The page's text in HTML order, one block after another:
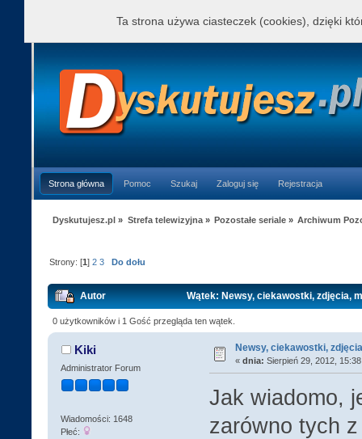
Strona główna Pomoc Szukaj Zaloguj się Rejestracja
Dyskutujesz.pl » Strefa telewizyjna» Pozostałe seriale » Archiwum
Strony: [1]2 3 Do dołu
Autor Wątek: Newsy, ciekawostki, zdjęcia,
0 użytkowników i 1 Gość przegląda ten wątek.
Kiki
Administrator Forum
Wiadomości: 1648
Płeć:
Newsy, ciekawostki,
«dnia: Sierpień 29, 2012,
Jak wiadomo,
zarówno tych
Ta strona używa ciasteczek (cookies), dzięki